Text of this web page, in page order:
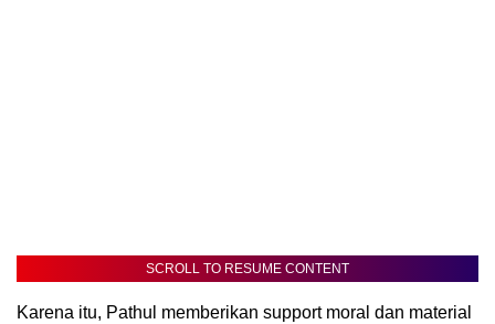
SCROLL TO RESUME CONTENT
Karena itu, Pathul memberikan support moral dan material